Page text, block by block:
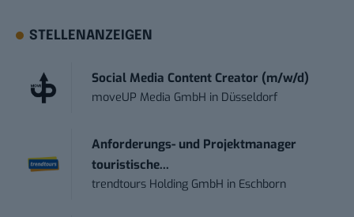
STELLENANZEIGEN
Social Media Content Creator (m/w/d)
moveUP Media GmbH in Düsseldorf
Anforderungs- und Projektmanager
touristische...
trendtours Holding GmbH in Eschborn